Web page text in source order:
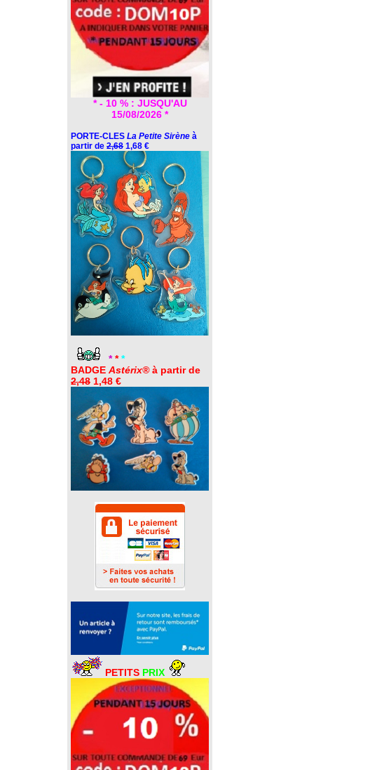
* - 10 % : JUSQU'AU
15/08/2026 *
PORTE-CLES La Petite Sirène à
partir de 2,68 1,68 €
***
BADGE Astérix®à partir de
2,48 1,48 €
PETITS PRIX